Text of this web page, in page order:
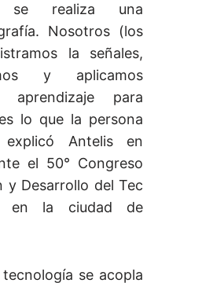
se realiza una
Nosotros (los
la señales,
y aplicamos
aprendizaje para
lo que la persona
explicó Antelis en
el 50° Congreso
y Desarrollo del Tec
en la ciudad de
se acopla